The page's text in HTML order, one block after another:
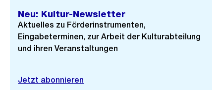
Neu: Kultur-Newsletter
Aktuelles zu Förderinstrumenten,
Eingabeterminen, zur Arbeit der Kulturabteilung
und ihren Veranstaltungen
Jetzt abonnieren